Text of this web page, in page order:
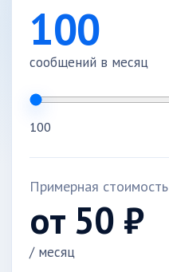
100
сообщений в месяц
100
Примерная стоимость
от 50 ₽
/ месяц